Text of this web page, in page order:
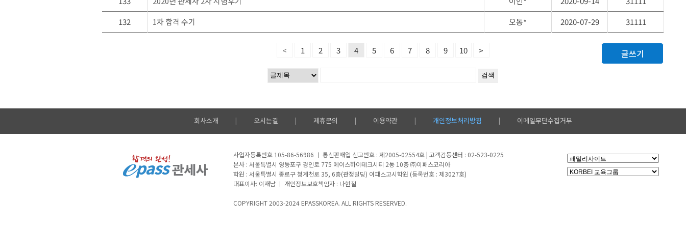
132
1차 합격 수기 오동* 2020-07-29 31111
글쓰기
< 1 2 3 4 5 6 7 8 9 10 >
회사소개 | 오시는길 | 제휴문의 | 이용약관 | 개인정보처리방침 | 이메일무단수집거부
사업자등록번호 105-86-56986 ㅣ 통신판매업 신고번호 : 제2005-02554호 | 고객감동센터 : 02-523-0225
본사 : 서울특별시 영등포구 경인로 775 에이스하이테크시티 2동 10층 ㈜이패스코리아
학원 : 서울특별시 종로구 청계천로 35, 6층(관정빌딩) 이패스고시학원 (등록번호 : 제3027호)
대표이사: 이재남 ㅣ 개인정보보호책임자 : 나현철
COPYRIGHT 2003-2024 EPASSKOREA. ALL RIGHTS RESERVED.